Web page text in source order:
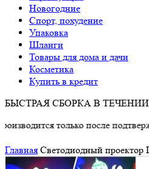
Новогодние
Спорт, похудение
Упаковка
Шланги
Товары для дома и дачи
Косметика
Купить в кредит
БЫСТРАЯ СБОРКА В
только после
Главная Светодиодный проектор